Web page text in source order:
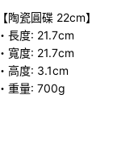
【陶瓷圓碟 22cm】
・長度: 21.7cm
・寬度: 21.7cm
・高度: 3.1cm
・重量: 700g